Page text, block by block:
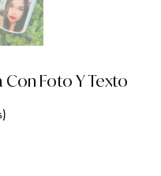
Con Foto Y Texto